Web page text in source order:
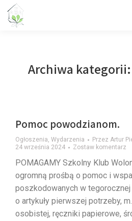
treści
Archiwa kategorii:
Pomoc powodzianom.
Ogłoszenia, Wydarzenia Przez Artur
24 września 2024
Zostaw komentarz
POMAGAMY Szkolny Klub
ogromną prośbą o pomoc i
poszkodowanych w
o artykuły pierwszej potrzeby,
osobistej, ręczniki papierowe,